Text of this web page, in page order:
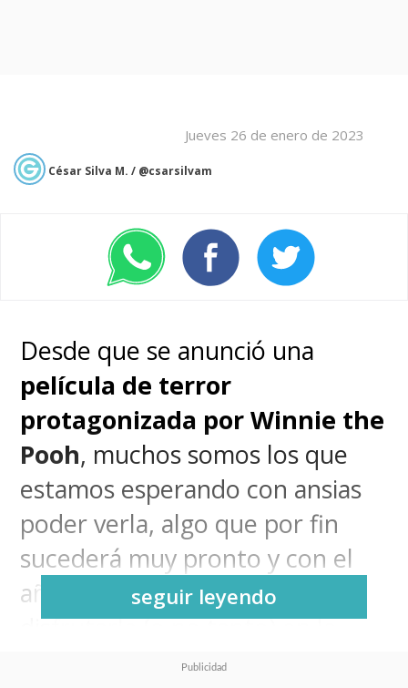
Jueves 26 de enero de 2023
César Silva M. / @csarsilvam
Desde que se anunció una
película de terror
protagonizada por Winnie the
Pooh, muchos somos los que
estamos esperando con ansias
poder verla, algo que por fin
sucederá muy pronto y con el
añadido que podremos
disfrutarla (o no tanto) en la
pantalla grande.
seguir leyendo